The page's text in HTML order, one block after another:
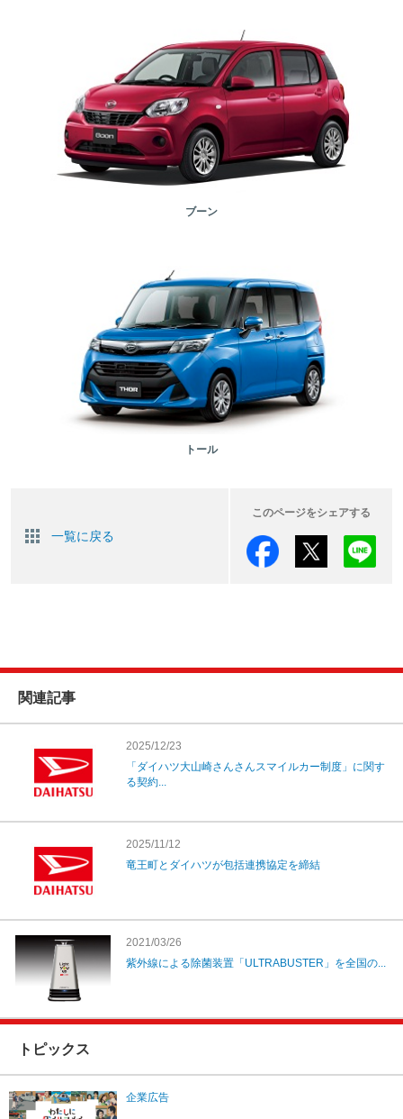
ブーン
トール
一覧に戻る
このページをシェアする
関連記事
2025/12/23
「ダイハツ大山崎さんさんスマイルカー制度」に関す
る契約...
2025/11/12
竜王町とダイハツが包括連携協定を締結
2021/03/26
紫外線による除菌装置「ULTRABUSTER」を全国の...
トピックス
企業広告